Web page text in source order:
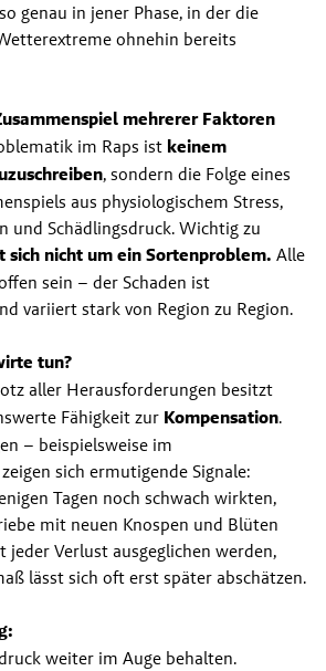
genau in jener Phase, in der die
ohnehin bereits
mehrerer Faktoren
im Raps ist keinem
, sondern die Folge eines
aus physiologischem Stress,
und Schädlingsdruck. Wichtig zu
sich nicht um ein Sortenproblem. Alle
sein – der Schaden ist
variiert stark von Region zu Region.
tun?
aller Herausforderungen besitzt
Fähigkeit zur Kompensation.
– beispielsweise im
sich ermutigende Signale:
Tagen noch schwach wirkten,
mit neuen Knospen und Blüten
jeder Verlust ausgeglichen werden,
lässt sich oft erst später abschätzen.
weiter im Auge behalten.